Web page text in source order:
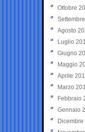
Ottobre
Agosto
Luglio
Giugno
Maggio
Aprile
Marzo
Febbraio
Gennaio
Dicembre